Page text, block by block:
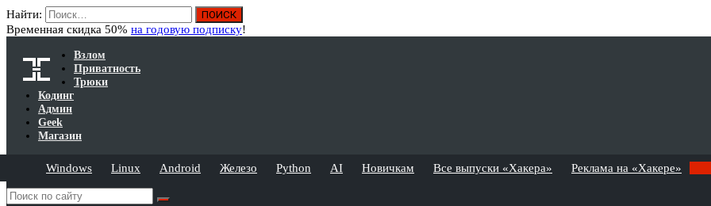
Найти:
Временная скидка 50% на годовую подписку!
Взлом
Приватность
Трюки
Кодинг
Админ
Geek
Магазин
Windows Linux Android Железо Python AI Новичкам Все выпуски «Хакера» Реклама на «Хакере»